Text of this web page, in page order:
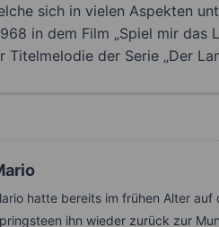
sich in vielen Aspekten
in dem Film „Spiel mir
der Serie „Der
hatte bereits im frühen Alter
ihn wieder zurück zur